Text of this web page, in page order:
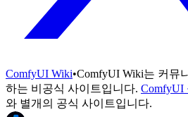
ComfyUI Wiki•ComfyUI Wiki는 커뮤
하는 비공식 사이트입니다. ComfyUI
와 별개의 공식 사이트입니다.